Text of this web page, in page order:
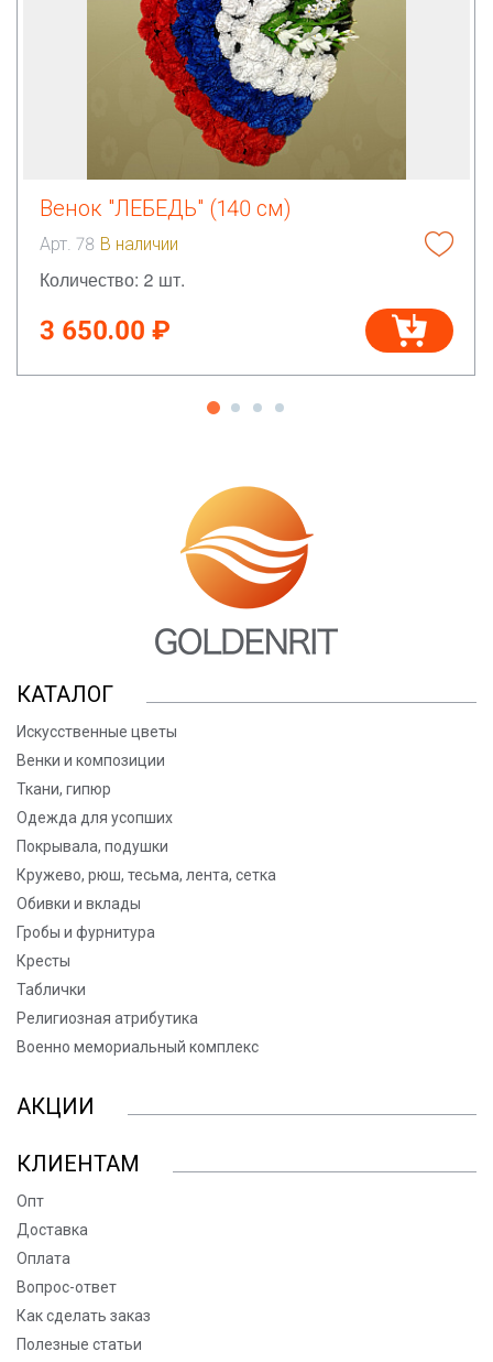
Венок "ЛЕБЕДЬ" (140 см)
Арт. 78 В наличии
Количество: 2 шт.
3 650.00 ₽
КАТАЛОГ
Искусственные цветы
Венки и композиции
Ткани, гипюр
Одежда для усопших
Покрывала, подушки
Кружево, рюш, тесьма, лента, сетка
Обивки и вклады
Гробы и фурнитура
Кресты
Таблички
Религиозная атрибутика
Военно мемориальный комплекс
АКЦИИ
КЛИЕНТАМ
Опт
Доставка
Оплата
Вопрос-ответ
Как сделать заказ
Полезные статьи